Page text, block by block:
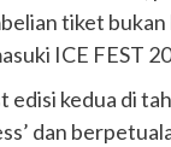
tiket bukan
ICE FEST
edisi kedua di
dan